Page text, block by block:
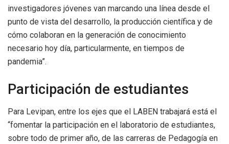
investigadores jóvenes van marcando una línea desde el
punto de vista del desarrollo, la producción científica y de
cómo colaboran en la generación de conocimiento
necesario hoy día, particularmente, en tiempos de
pandemia”.
Participación de estudiantes
Para Levipan, entre los ejes que el LABEN trabajará está el
“fomentar la participación en el laboratorio de estudiantes,
sobre todo de primer año, de las carreras de Pedagogía en